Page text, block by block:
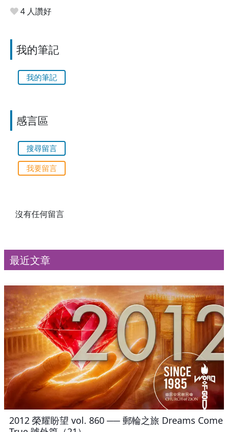
4 人讚好
我的筆記
我的筆記
感言區
搜尋留言
我要留言
沒有任何留言
最近文章
2012 榮耀盼望 vol. 860 ── 郵輪之旅 Dreams Come